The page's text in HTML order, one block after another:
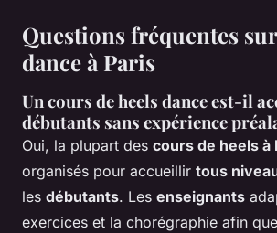
Questions fréquentes
dance à Paris
Un cours de heels dance est-il
débutants sans expérience
Oui, la plupart des cours de heels à
organisés pour accueillir tous
les débutants. Les enseignants
exercices et la chorégraphie afin